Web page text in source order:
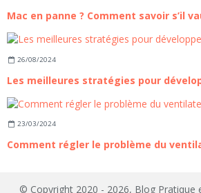
26/08/2024
Les meilleures stratégies pour
23/03/2024
© Copyright 2020 - 2026, Blog Pratique